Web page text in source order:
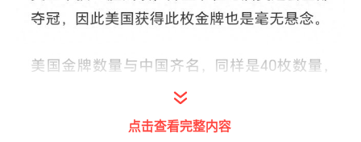
点击查看完整内容